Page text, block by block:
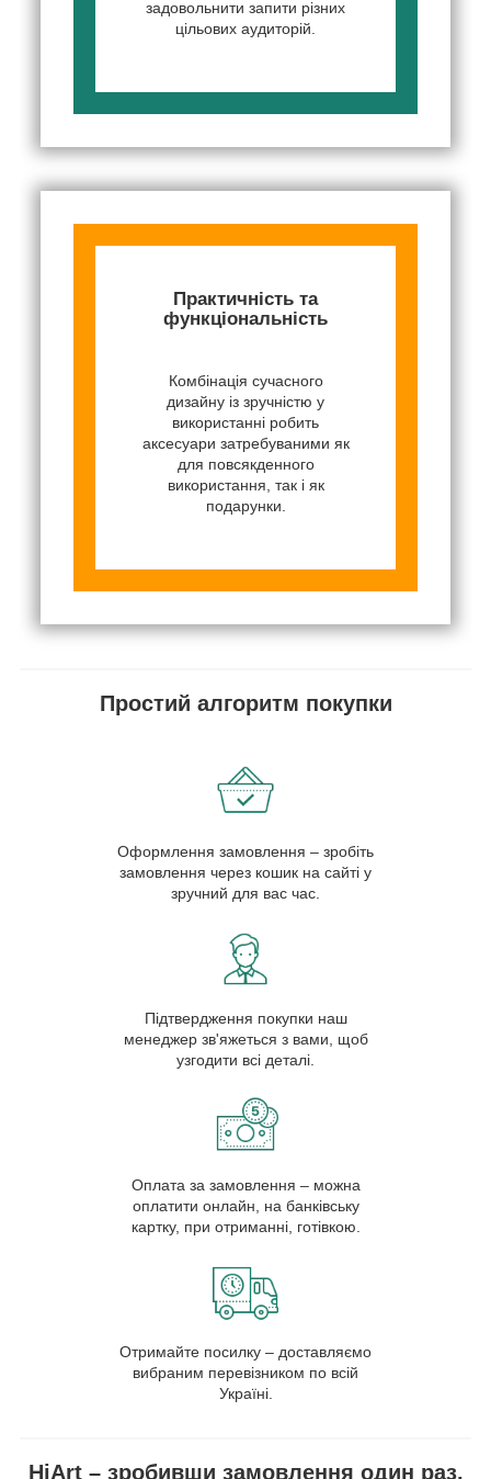
задовольнити запити різних
цільових аудиторій.
Практичність та
функціональність
Комбінація сучасного
дизайну із зручністю у
використанні робить
аксесуари затребуваними як
для повсякденного
використання, так і як
подарунки.
Простий алгоритм покупки
Оформлення замовлення – зробіть
замовлення через кошик на сайті у
зручний для вас час.
Підтвердження покупки наш
менеджер зв'яжеться з вами, щоб
узгодити всі деталі.
Оплата за замовлення – можна
оплатити онлайн, на банківську
картку, при отриманні, готівкою.
Отримайте посилку – доставляємо
вибраним перевізником по всій
Україні.
HiArt – зробивши замовлення один раз,